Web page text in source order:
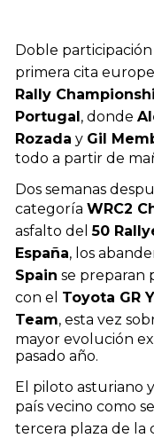
Doble participación
primera cita
Rally
Portugal, donde
Rozada y Gil
todo a partir de
Dos semanas
categoría WRC2
asfalto del50
España, los
Spain se preparan
con el Toyota GR
Team, esta vez
mayor evolución
pasado año.
El piloto asturiano
país vecino como
tercera plaza de la